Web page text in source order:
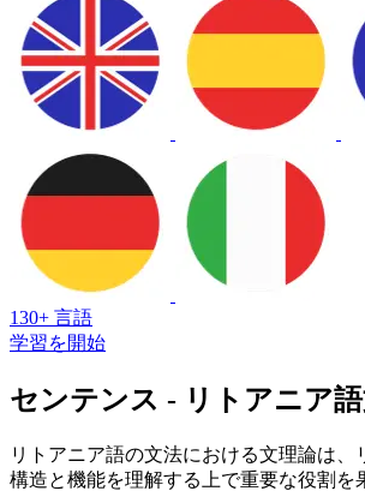
130+ 言語
学習を開始
センテンス - リトアニア
リトアニア語の文法における文理論は、
構造と機能を理解する上で重要な役割を